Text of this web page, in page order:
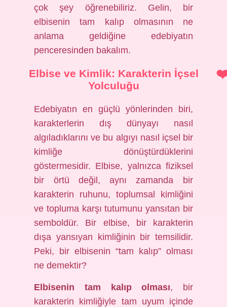
çok şey öğrenebiliriz. Gelin, bir
elbisenin tam kalıp olmasının ne
anlama geldiğine edebiyatın
penceresinden bakalım.
Elbise ve Kimlik: Karakterin İçsel
Yolculuğu
Edebiyatın en güçlü yönlerinden biri,
karakterlerin dış dünyayı nasıl
algıladıklarını ve bu algıyı nasıl içsel bir
kimliğe dönüştürdüklerini
göstermesidir. Elbise, yalnızca fiziksel
bir örtü değil, aynı zamanda bir
karakterin ruhunu, toplumsal kimliğini
ve topluma karşı tutumunu yansıtan bir
semboldür. Bir elbise, bir karakterin
dışa yansıyan kimliğinin bir temsilidir.
Peki, bir elbisenin “tam kalıp” olması
ne demektir?
Elbisenin tam kalıp olması, bir
karakterin kimliğiyle tam uyum içinde